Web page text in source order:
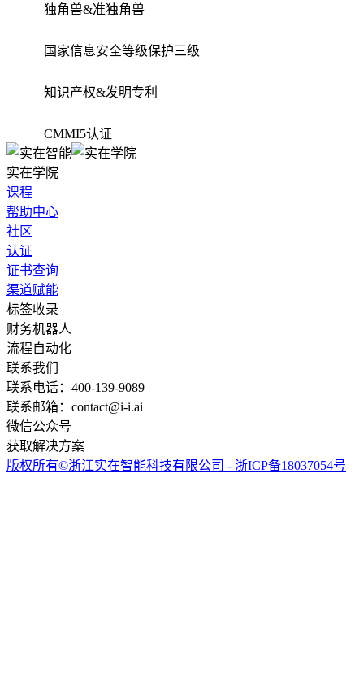
独角兽&准独角兽
国家信息安全等级保护三级
知识产权&发明专利
CMMI5认证
实在学院
课程
帮助中心
社区
认证
证书查询
渠道赋能
标签收录
财务机器人
流程自动化
联系我们
联系电话：400-139-9089
联系邮箱：contact@i-i.ai
微信公众号
获取解决方案
版权所有©浙江实在智能科技有限公司 - 浙ICP备18037054号